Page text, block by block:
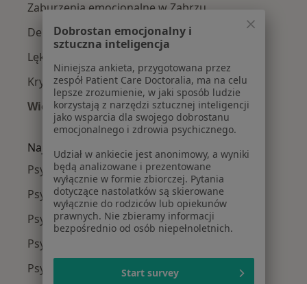
Zaburzenia emocjonalne w Zabrzu
Depresja w Zabrzu
Lęki w Zabrzu
Kryzys emocjonalny w Zabrzu
Więcej (15)
Więcej w kategorii: Najczęście leczone
Najpopularniejsze ubezpieczenia
Psycholodzy z Medicover w Zabrzu
Psycholodzy z Signal Iduna w Zabrzu
Psycholodzy z Compensa w Zabrzu
Psycholodzy z POLMED w Zabrzu
Psycholodzy z Allianz w Zabrzu
Dobrostan emocjonalny i
sztuczna inteligencja
Niniejsza ankieta, przygotowana przez
zespół Patient Care Doctoralia, ma na celu
lepsze zrozumienie, w jaki sposób ludzie
korzystają z narzędzi sztucznej inteligencji
jako wsparcia dla swojego dobrostanu
emocjonalnego i zdrowia psychicznego.
Udział w ankiecie jest anonimowy, a wyniki
będą analizowane i prezentowane
wyłącznie w formie zbiorczej. Pytania
dotyczące nastolatków są skierowane
wyłącznie do rodziców lub opiekunów
prawnych. Nie zbieramy informacji
bezpośrednio od osób niepełnoletnich.
Start survey